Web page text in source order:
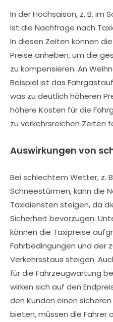
In der Hochsaison, z. B. im
ist die Nachfrage nach
In diesen Zeiten können
Preise anheben, um die
zu kompensieren. An
Beispiel ist das
was zu deutlich höheren
höhere Kosten für die
zu verkehrsreichen Zeiten
Auswirkungen von
Bei schlechtem Wetter, z.
Schneestürmen, kann die
Taxidiensten steigen, da
Sicherheit bevorzugen.
können die Taxipreise
Fahrbedingungen und der
Verkehrsstaus steigen.
für die Fahrzeugwartung
wirken sich auf den
den Kunden einen
bieten, müssen die Fahrer